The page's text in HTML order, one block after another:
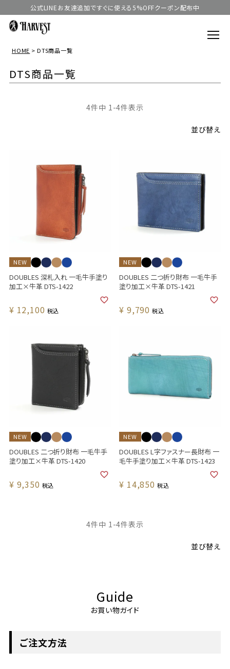
公式LINEお友達追加ですぐに使える5%OFFクーポン配布中
HOME DTS商品一覧
DTS商品一覧
並び替え
4件中 1 -4件表示
NEW
DOUBLES 深札入れ 一毛牛手塗り
加工×牛革 DTS-1422
¥ 12,100 税込
NEW
DOUBLES 二つ折り財布 一毛牛手
塗り加工×牛革 DTS-1421
¥ 9,790 税込
NEW
DOUBLES 二つ折り財布 一毛牛手
塗り加工×牛革 DTS-1420
¥ 9,350 税込
NEW
DOUBLES L字ファスナー長財布 一
毛牛手塗り加工×牛革 DTS-1423
¥ 14,850 税込
並び替え
4件中 1-4件表示
Guide
お買い物ガイド
ご注文方法